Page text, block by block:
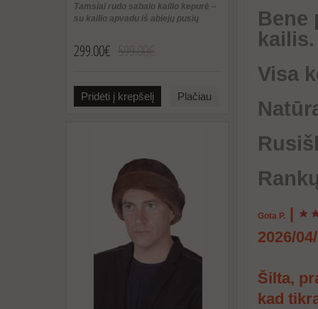
Tamsiai rudo sabalo kailio kepurė –
su kailio apvadu iš abiejų pusių
299.00€
Pridėti į krepšelį Plačiau
Bene
kailis.
Visa
Gota P. |
2026/
Šilta,
kad